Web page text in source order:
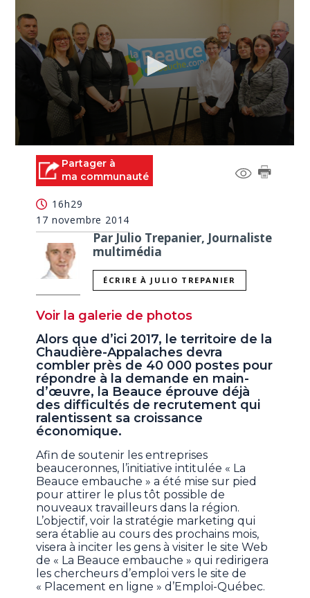
seconds Partager à
ma communauté
16h29
17 novembre 2014
Par Julio Trepanier, Journaliste
multimédia
ÉCRIRE À JULIO TREPANIER
Voir la galerie de photos
Alors que d’ici 2017, le territoire de la
Chaudière-Appalaches devra
combler près de 40 000 postes pour
répondre à la demande en main-
d’œuvre, la Beauce éprouve déjà
des difficultés de recrutement qui
ralentissent sa croissance
économique.
Afin de soutenir les entreprises
beauceronnes, l’initiative intitulée « La
Beauce embauche » a été mise sur pied
pour attirer le plus tôt possible de
nouveaux travailleurs dans la région.
L’objectif, voir la stratégie marketing qui
sera établie au cours des prochains mois,
visera à inciter les gens à visiter le site Web
de « La Beauce embauche » qui redirigera
les chercheurs d’emploi vers le site de
« Placement en ligne » d’Emploi-Québec.